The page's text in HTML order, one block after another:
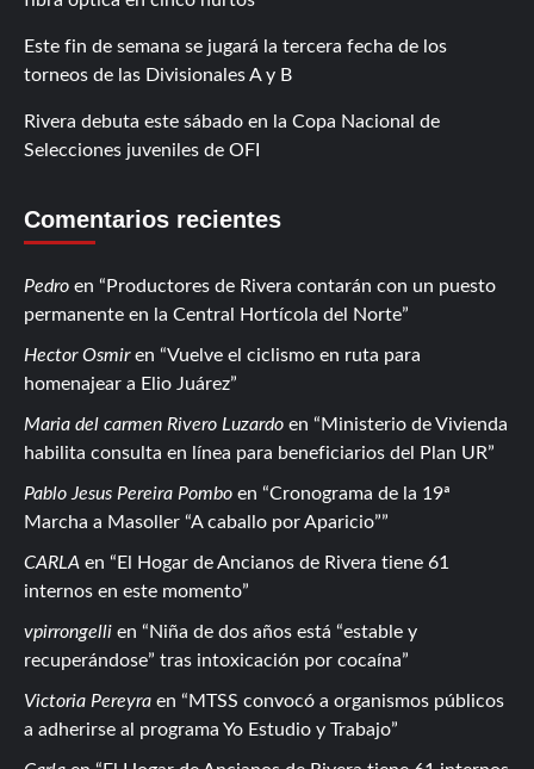
Este fin de semana se jugará la tercera fecha de los
torneos de las Divisionales A y B
Rivera debuta este sábado en la Copa Nacional de
Selecciones juveniles de OFI
Comentarios recientes
Pedro en
Productores de Rivera contarán con un puesto
permanente en la Central Hortícola del Norte
Hector Osmiren
Vuelve el ciclismo en ruta para
homenajear a Elio Juárez
Maria del carmen Rivero Luzardo en
Ministerio de Vivienda
habilita consulta en línea para beneficiarios del Plan UR
Pablo Jesus Pereira Pombo en
Cronograma de la 19ª
Marcha a Masoller “A caballo por Aparicio”
CARLA en
El Hogar de Ancianos de Rivera tiene 61
internos en este momento
vpirrongelli en
Niña de dos años está “estable y
recuperándose” tras intoxicación por cocaína
Victoria Pereyra en
MTSS convocó a organismos públicos
a adherirse al programa Yo Estudio y Trabajo